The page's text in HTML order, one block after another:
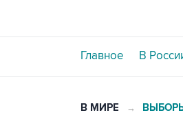
Главное В
В МИРЕ →